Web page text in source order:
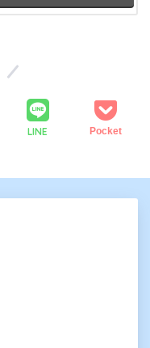
LINE Pocket